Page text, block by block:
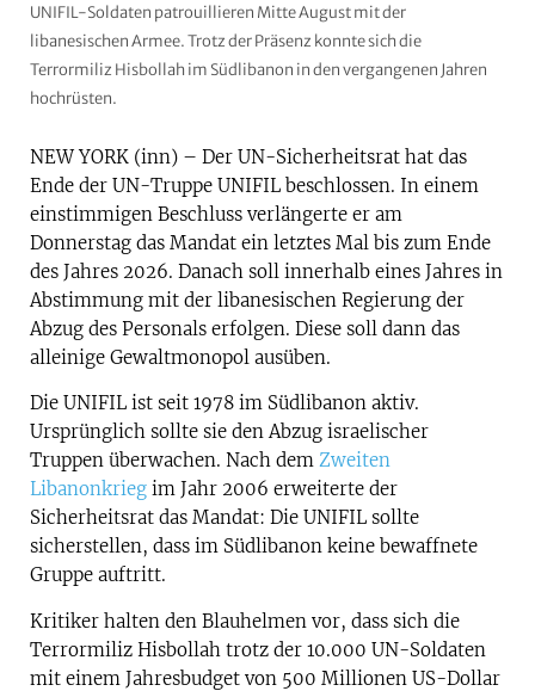
UNIFIL-Soldaten patrouillieren Mitte August mit der
libanesischen Armee. Trotz der Präsenz konnte sich die
Terrormiliz Hisbollah im Südlibanon in den vergangenen Jahren
hochrüsten.
NEW YORK (inn) – Der UN-Sicherheitsrat hat das
Ende der UN-Truppe UNIFIL beschlossen. In einem
einstimmigen Beschluss verlängerte er am
Donnerstag das Mandat ein letztes Mal bis zum Ende
des Jahres 2026. Danach soll innerhalb eines Jahres in
Abstimmung mit der libanesischen Regierung der
Abzug des Personals erfolgen. Diese soll dann das
alleinige Gewaltmonopol ausüben.
Die UNIFIL ist seit 1978 im Südlibanon aktiv.
Ursprünglich sollte sie den Abzug israelischer
Truppen überwachen. Nach dem Zweiten
Libanonkrieg im Jahr 2006 erweiterte der
Sicherheitsrat das Mandat: Die UNIFIL sollte
sicherstellen, dass im Südlibanon keine bewaffnete
Gruppe auftritt.
Kritiker halten den Blauhelmen vor, dass sich die
Terrormiliz Hisbollah trotz der 10.000 UN-Soldaten
mit einem Jahresbudget von 500 Millionen US-Dollar